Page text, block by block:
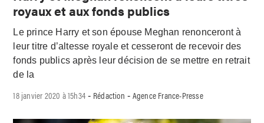
royaux et aux fonds publics
Le prince Harry et son épouse Meghan renonceront à
leur titre d’altesse royale et cesseront de recevoir des
fonds publics après leur décision de se mettre en retrait
de la
18 janvier 2020 à 15h34 - Rédaction - Agence France-Presse